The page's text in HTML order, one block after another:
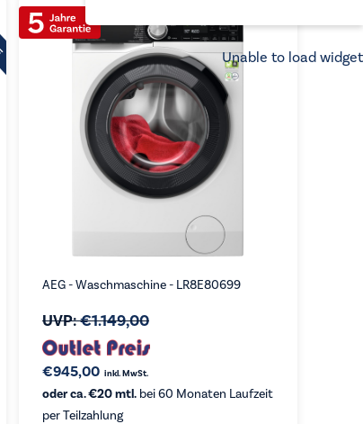
aufsteigend
AEG - Waschmaschine - LR8E80699
UVP:€1.149,00
€945,00 inkl. MwSt.
oder ca. €20 mtl.bei 60 Monaten Laufzeit
per Teilzahlung
Unable to load widget